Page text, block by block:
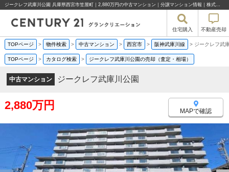
ジークレフ武庫川公園 兵庫県西宮市笠屋町｜2,880万円の中古マンション｜分譲マンション情報｜株式会社グランクリエーション
住宅購入 不動産売却
TOPページ > 物件検索 > 中古マンション > 西宮市 > 阪神武庫川線 > ジークレフ武
TOPページ > カタログ検索 > ジークレフ武庫川公園の売却（査定・相場）
中古マンション ジークレフ武庫川公園
2,880万円 MAPで確認